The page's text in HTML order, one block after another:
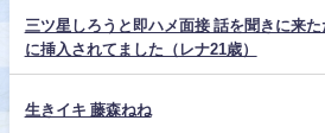
三ツ星しろうと即ハメ面接 話を聞きに来
に挿入されてました（レナ21歳）
生きイキ 藤森ねね